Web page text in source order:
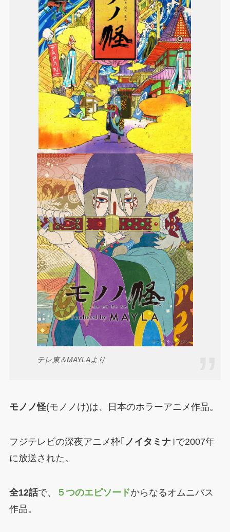
テレ東＆MAYLAより
モノノ怪(モノノけ)は、日本のホラーアニメ作品。
フジテレビの深夜アニメ枠｢ ノイタミナ｣で2007年
に放送された。
全12話で、 ５つのエピソードからなるオムニバス
作品。